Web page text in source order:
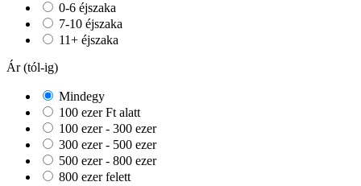
0-6 éjszaka
7-10 éjszaka
11+ éjszaka
Ár (tól-ig)
Mindegy
100 ezer Ft alatt
100 ezer - 300 ezer
300 ezer - 500 ezer
500 ezer - 800 ezer
800 ezer felett